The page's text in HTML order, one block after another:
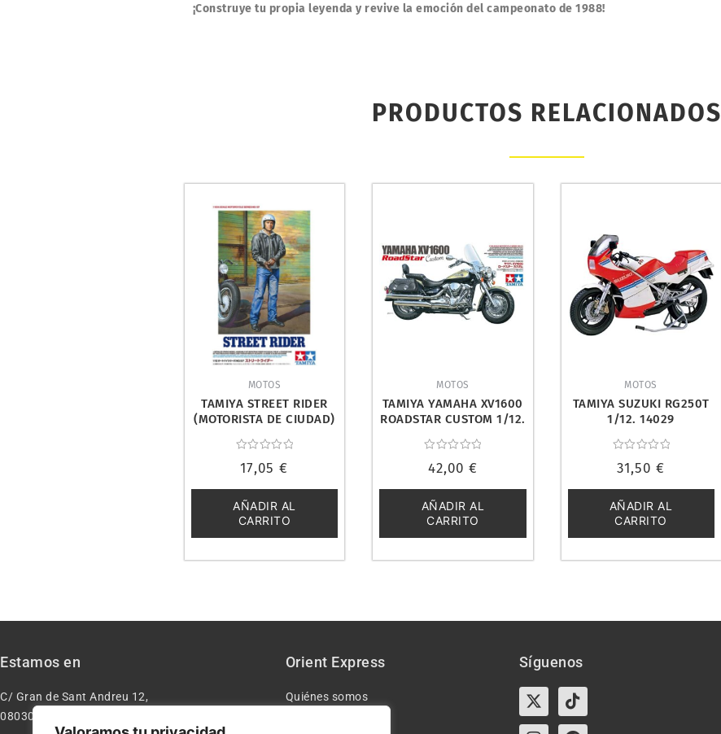
¡Construye tu propia leyenda y revive la emoción del campeonato de 1988!
PRODUCTOS RELACIONADOS
MOTOS
TAMIYA STREET RIDER
(MOTORISTA DE CIUDAD)
con
de
5
17,05€
AÑADIR AL
CARRITO
MOTOS
TAMIYA YAMAHA XV1600
ROADSTAR CUSTOM 1/12.
con
de
5
42,00 €
AÑADIR AL
CARRITO
MOTOS
TAMIYA SUZUKI RG250T
1/12. 14029
con
de
5
31,50€
AÑADIR AL
CARRITO
Estamos en
C/ Gran de Sant Andreu 12,
08030 – Barcelona España
Orient Express
Quiénes somos
Síguenos
X-
twitter
Tiktok
InstagramFacebook